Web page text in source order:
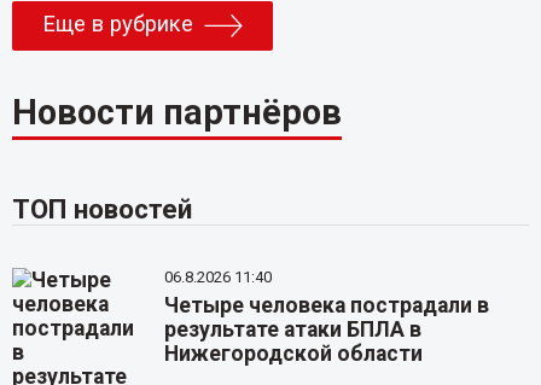
Еще в рубрике
Новости партнёров
ТОП новостей
06.8.2026 11:40
Четыре человека пострадали в
результате атаки БПЛА в
Нижегородской области